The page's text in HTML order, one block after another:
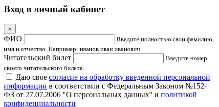
Вход в личный кабинет
×
ФИО
Введите полностью свои фамилию,
имя и отчество. Например: иванов иван иванович
Читательский билет
Введите номер
своего читательского билета.
Даю свое согласие на обработку введенной персональной
информации в соответствии с Федеральным Законом №152-
ФЗ от 27.07.2006 "О персональных данных" и политикой
конфиденциальности